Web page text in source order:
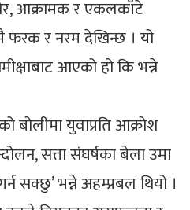
आक्रामक र एकलकाँटे
र नरम देखिन्छ । यो
आएको हो कि भन्ने
बोलीमा युवाप्रति आक्रोश
सत्ता संघर्षका बेला उमा
सक्छु’ भन्ने अहम्प्रबल थियो ।